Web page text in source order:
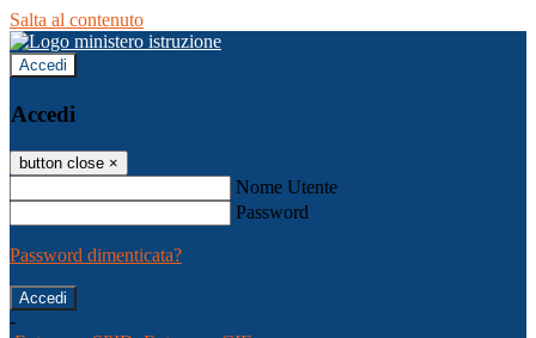
Salta al contenuto
Accedi
Accedi
button close ×
Nome Utente
Password
Password dimenticata?
-